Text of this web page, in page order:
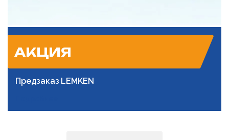
АКЦИЯ
Предзаказ LEMKEN